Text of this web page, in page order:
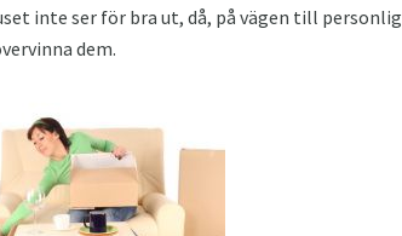
inte ser för bra ut, då, på vägen till personlig
dem.